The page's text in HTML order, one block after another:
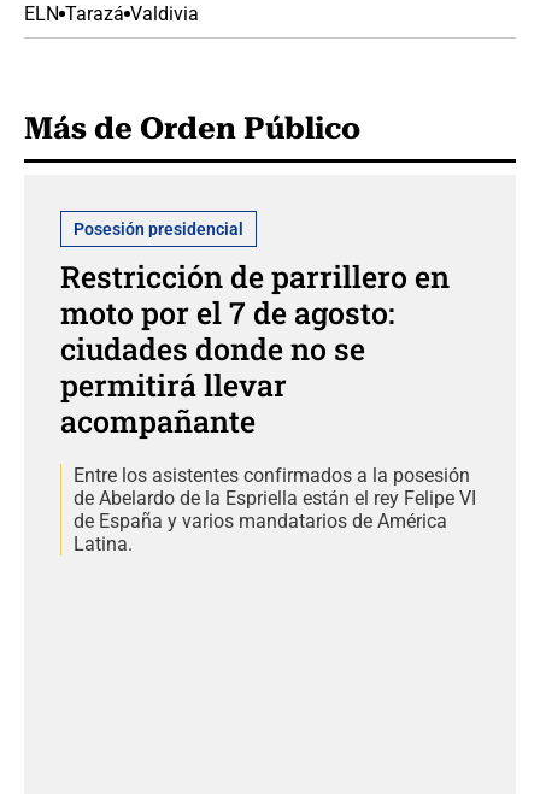
ELN Tarazá Valdivia
Más de Orden Público
Posesión presidencial
Restricción de parrillero en
moto por el 7 de agosto:
ciudades donde no se
permitirá llevar
acompañante
Entre los asistentes confirmados a la posesión
de Abelardo de la Espriella están el rey Felipe VI
de España y varios mandatarios de América
Latina.